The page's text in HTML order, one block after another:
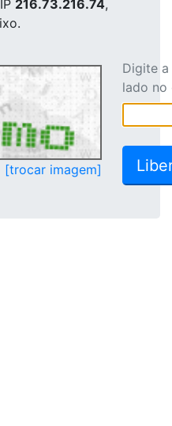
216.73.216.74,
[trocar imagem]
Digite
lado no